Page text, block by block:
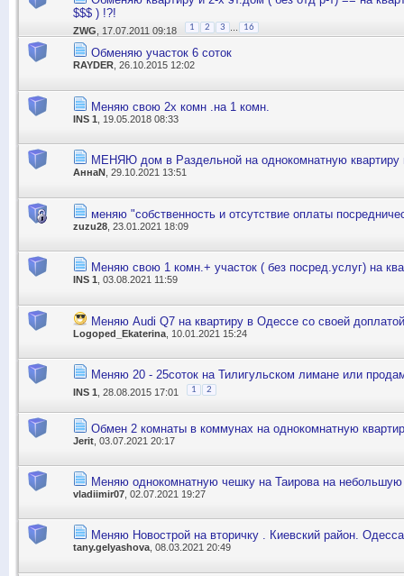
$$$ ) !?!
ZWG , 17.07.2011 09:18 1 2 3 16
Обменяю участок 6 соток
RAYDER , 26.10.2015 12:02
Меняю свою 2х комн .на 1 комн.
INS 1 , 19.05.2018 08:33
МЕНЯЮ дом в Раздельной на однокомнатную квартиру
АннаN , 29.10.2021 13:51
меняю "собственность и отсутствие оплаты
zuzu28 , 23.01.2021 18:09
Меняю свою 1 комн.+ участок ( без посред.услуг) на
INS 1 , 03.08.2021 11:59
Меняю Audi Q7 на квартиру в Одессе со своей
Logoped_Ekaterina , 10.01.2021 15:24
Меняю 20 - 25соток на Тилигульском лимане или
INS 1 , 28.08.2015 17:01 1 2
Обмен 2 комнаты в коммунах на однокомнатную
Jerit , 03.07.2021 20:17
Меняю однокомнатную чешку на Таирова на
vladiimir07 , 02.07.2021 19:27
Меняю Новострой на вторичку . Киевский район. Одесса
tany.gelyashova, 08.03.2021 20:49